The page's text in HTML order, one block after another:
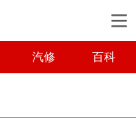
汽修 百科